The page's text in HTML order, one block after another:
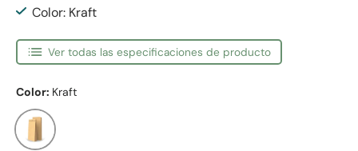
Color: Kraft
Ver todas las especificaciones de producto
Color: Kraft
Kraft